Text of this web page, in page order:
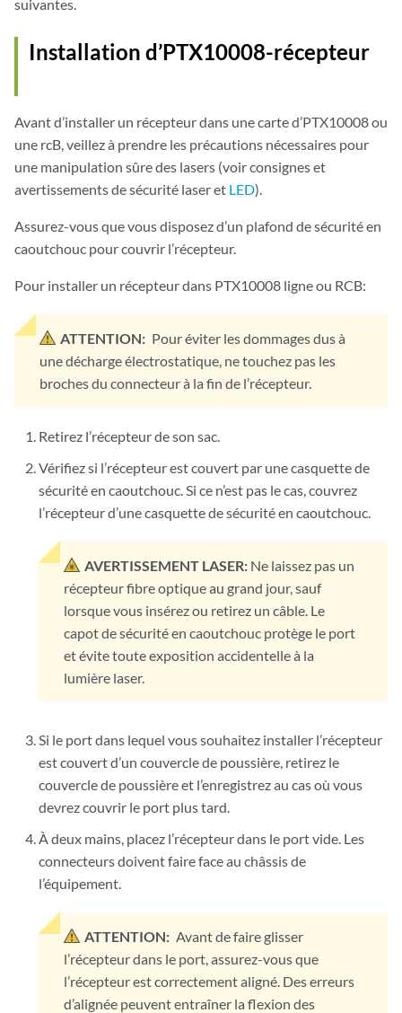
suivantes.
Installation d’PTX10008-récepteur
Avant d’installer un récepteur dans une carte d’PTX10008 ou
une rcB, veillez à prendre les précautions nécessaires pour
une manipulation sûre des lasers (voir consignes et
avertissements de sécurité laser et LED).
Assurez-vous que vous disposez d’un plafond de sécurité en
caoutchouc pour couvrir l’récepteur.
Pour installer un récepteur dans PTX10008 ligne ou RCB:
ATTENTION: Pour éviter les dommages dus à
une décharge électrostatique, ne touchez pas les
broches du connecteur à la fin de l’récepteur.
Retirez l’récepteur de son sac.
Vérifiez si l’récepteur est couvert par une casquette de
sécurité en caoutchouc. Si ce n’est pas le cas, couvrez
l’récepteur d’une casquette de sécurité en caoutchouc.
AVERTISSEMENT LASER: Ne laissez pas un
récepteur fibre optique au grand jour, sauf
lorsque vous insérez ou retirez un câble. Le
capot de sécurité en caoutchouc protège le port
et évite toute exposition accidentelle à la
lumière laser.
Si le port dans lequel vous souhaitez installer l’récepteur
est couvert d’un couvercle de poussière, retirez le
couvercle de poussière et l’enregistrez au cas où vous
devrez couvrir le port plus tard.
À deux mains, placez l’récepteur dans le port vide. Les
connecteurs doivent faire face au châssis de
l’équipement.
ATTENTION: Avant de faire glisser
l’récepteur dans le port, assurez-vous que
l’récepteur est correctement aligné. Des erreurs
d’alignée peuvent entraîner la flexion des